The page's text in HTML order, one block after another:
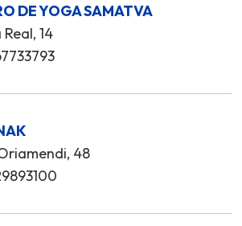
DE YOGA SAMATVA
14
48